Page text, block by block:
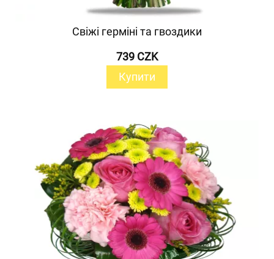
Свіжі герміні та гвоздики
739 CZK
Купити